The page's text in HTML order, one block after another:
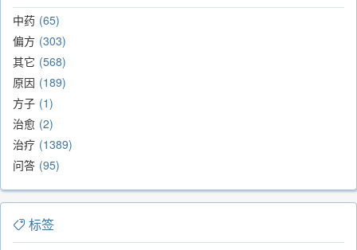
中药 65
偏方 303
其它 568
原因 189
方子 1
治愈 2
治疗 1389
问答 95
标签